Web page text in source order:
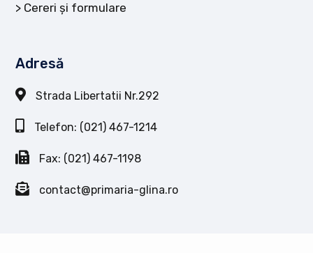
Cereri și formulare
Adresă
Strada Libertatii Nr.292
Telefon: (021) 467-1214
Fax: (021) 467-1198
contact@primaria-glina.ro